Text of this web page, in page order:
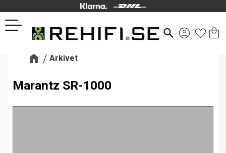
Meny
search
Arkivet
Marantz SR-1000